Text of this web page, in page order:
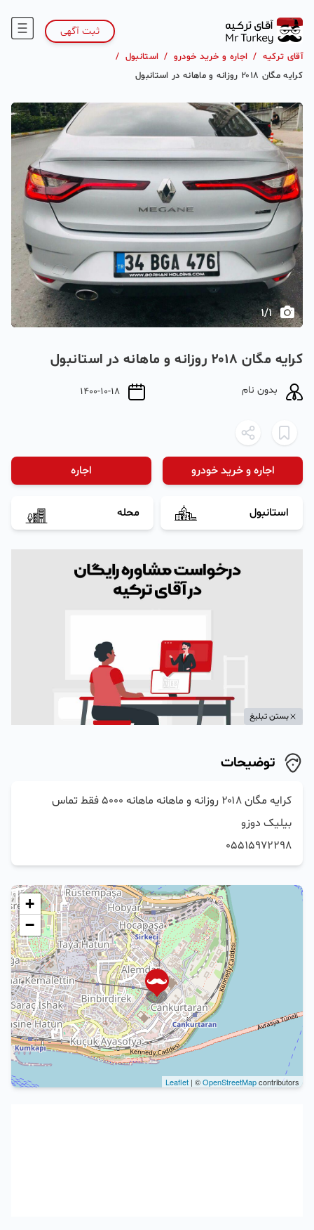
ثبت آگهی
آقای ترکیه / اجاره و خرید خودرو / استانبول /
کرایه مگان ۲۰۱۸ روزانه و ماهانه در استانبول
1/1
کرایه مگان ۲۰۱۸ روزانه و ماهانه در استانبول
بدون نام 1400-10-18
اجاره و خرید خودرو اجاره
استانبول محله
بستن تبلیغ
توضیحات
05515972298
+
−
Leaflet | ©OpenStreetMapcontributors